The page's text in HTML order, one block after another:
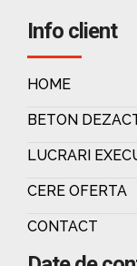
Info client
HOME
BETON
LUCRARI
CERE OFERTA
CONTACT